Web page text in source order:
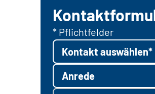
* Pflichtfelder
Kontakt auswählen*
Anrede